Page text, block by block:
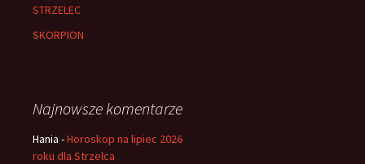
STRZELEC
SKORPION
Najnowsze komentarze
Hania -Horoskop na lipiec 2026
roku dla Strzelca